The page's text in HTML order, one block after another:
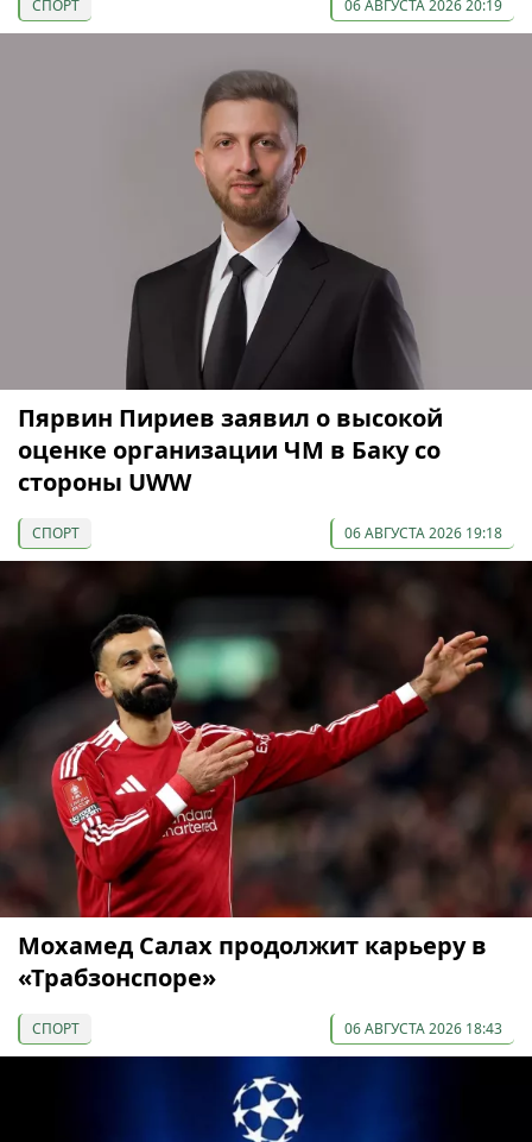
СПОРТ 06 АВГУСТА 2026 20:19
Пярвин Пириев заявил о высокой
оценке организации ЧМ в Баку со
стороны UWW
СПОРТ 06 АВГУСТА 2026 19:18
Мохамед Салах продолжит карьеру в
«Трабзонспоре»
СПОРТ 06 АВГУСТА 2026 18:43